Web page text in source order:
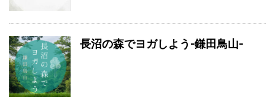
長沼の森でヨガしよう-鎌田鳥山-